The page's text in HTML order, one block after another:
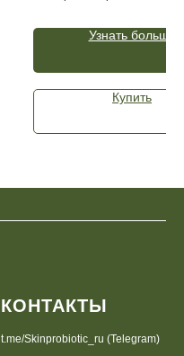
последствиями акне.
Узнать больше
Купить
КОНТАКТЫ
t.me/Skinprobiotic_ru (Telegram)